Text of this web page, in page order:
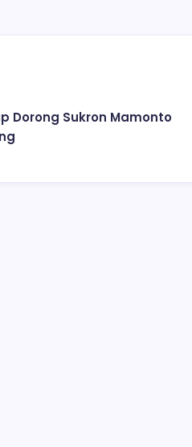
Dorong Sukron Mamonto